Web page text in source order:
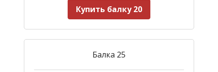
Купить балку 20
Балка 25